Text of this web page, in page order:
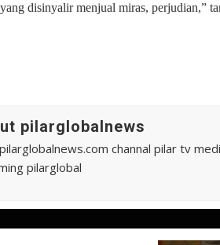
disinyalir menjual miras, perjudian,”
pilarglobalnews
channal pilar tv
pilarglobal